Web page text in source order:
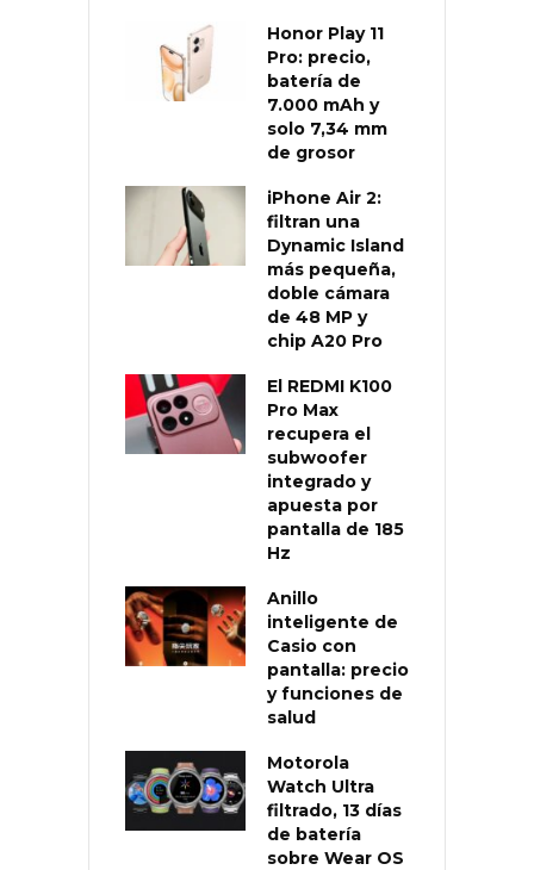
Honor Play 11
Pro: precio,
batería de
7.000 mAh y
solo 7,34 mm
de grosor
iPhone Air 2:
filtran una
Dynamic Island
más pequeña,
doble cámara
de 48 MP y
chip A20 Pro
El REDMI K100
Pro Max
recupera el
subwoofer
integrado y
apuesta por
pantalla de 185
Hz
Anillo
inteligente de
Casio con
pantalla: precio
y funciones de
salud
Motorola
Watch Ultra
filtrado, 13 días
de batería
sobre Wear OS